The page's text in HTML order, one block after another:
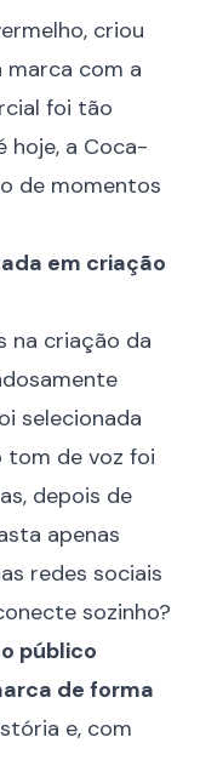
criou
marca com a
foi tão
hoje, a Coca-
de momentos
em criação
na criação da
selecionada
de voz foi
depois de
apenas
redes sociais
sozinho?
o público
de forma
e, com